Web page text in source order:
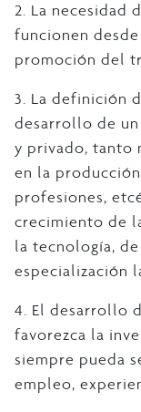
2. La necesidad
funcionen
promoción del
3. La definición
desarrollo de
y privado, tanto
en la
profesiones,
crecimiento de
la tecnología,
especialización
4. El desarrollo
favorezca la
siempre pueda
empleo,